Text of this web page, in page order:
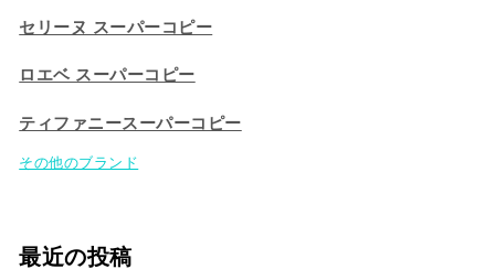
セリーヌ スーパーコピー​
ロエベ スーパーコピー
ティファニースーパーコピー
その他のブランド
最近の投稿